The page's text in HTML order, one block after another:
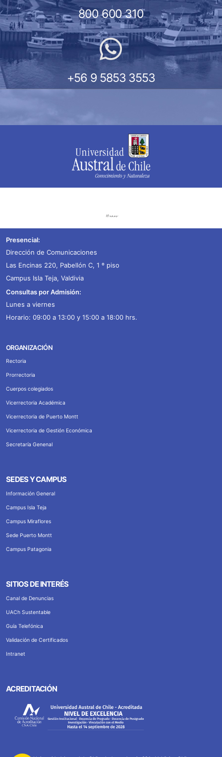
800 600 310
+56 9 5853 3553
Presencial:
Dirección de Comunicaciones
Las Encinas 220, Pabellón C, 1 º piso
Campus Isla Teja, Valdivia
Consultas por Admisión:
Lunes a viernes
Horario: 09:00 a 13:00 y 15:00 a 18:00 hrs.
ORGANIZACIÓN
Rectoria
Prorrectoria
Cuerpos colegiados
Vicerrectoria Académica
Vicerrectoria de Puerto Montt
Vicerrectoria de Gestión Económica
Secretaría Genenal
SEDES Y CAMPUS
Información General
Campus Isla Teja
Campus Miraflores
Sede Puerto Montt
Campus Patagonia
SITIOS DE INTERÉS
Canal de Denuncias
UACh Sustentable
Guía Telefónica
Validación de Certificados
Intranet
ACREDITACIÓN